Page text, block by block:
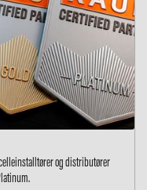
og distributører